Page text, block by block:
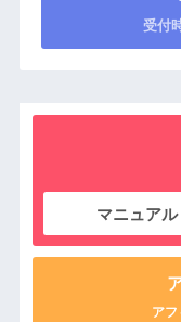
受付
マニュアル
ア